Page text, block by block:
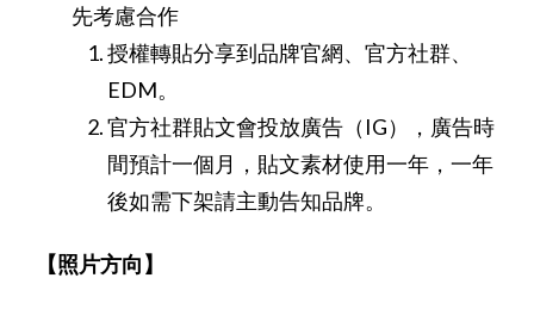
先考慮合作
授權轉貼分享到品牌官網、官方社群、
EDM。
官方社群貼文會投放廣告（IG），廣告時
間預計一個月，貼文素材使用一年，一年
後如需下架請主動告知品牌。
【照片方向】